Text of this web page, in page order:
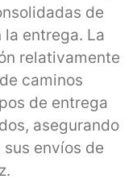
de
entrega. La
relativamente
caminos
de entrega
asegurando
envíos de